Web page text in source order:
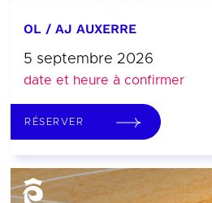
OL / AJ AUXERRE
5 septembre 2026
date et heure à confirmer
RÉSERVER